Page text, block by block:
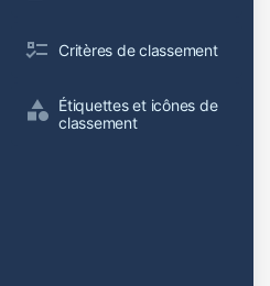
Critères de classement
Étiquettes et icônes de
classement